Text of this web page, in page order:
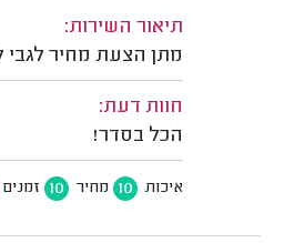
תיאור השירות:
מתן הצעת מחיר
חוות דעת:
הכל בסדר!
איכות 10 מחיר 10 זמנים